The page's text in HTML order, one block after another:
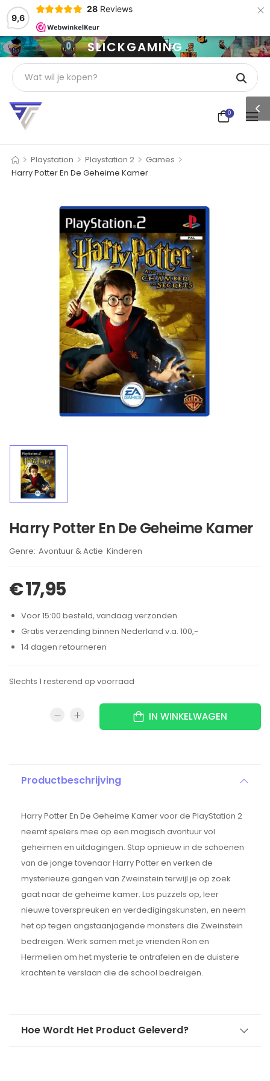
9,6
28 Reviews ×
SLICKGAMING
0
> Playstation > Playstation 2 > Games >
Harry Potter En De Geheime Kamer
Harry Potter En De Geheime Kamer
Brand:
Avontuur & Actie ,
Kinderen
€17,95
Voor 15:00 besteld, vandaag verzonden
Gratis verzending binnen Nederland v.a. 100,-
14 dagen retourneren
Slechts 1 resterend op voorraad
IN WINKELWAGEN
Productbeschrijving
Harry Potter En De Geheime Kamer voor de PlayStation 2
neemt spelers mee op een magisch avontuur vol
geheimen en uitdagingen. Stap opnieuw in de schoenen
van de jonge tovenaar Harry Potter en verken de
mysterieuze gangen van Zweinstein terwijl je op zoek
gaat naar de geheime kamer. Los puzzels op, leer
nieuwe toverspreuken en verdedigingskunsten, en neem
het op tegen angstaanjagende monsters die Zweinstein
bedreigen. Werk samen met je vrienden Ron en
Hermelien om het mysterie te ontrafelen en de duistere
krachten te verslaan die de school bedreigen.
Hoe Wordt Het Product Geleverd?